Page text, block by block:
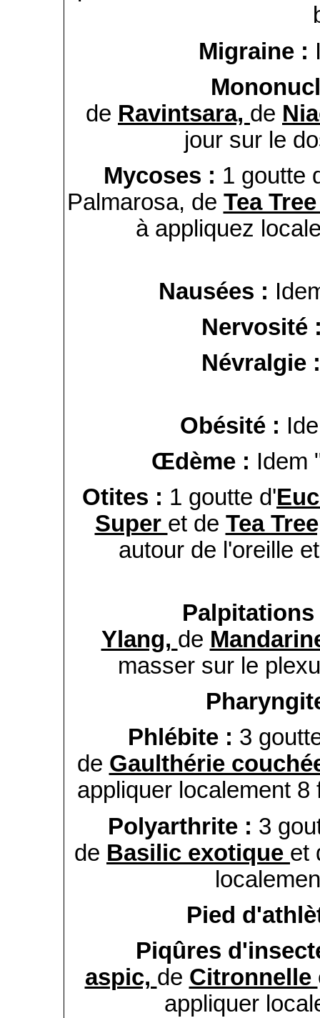
Migraine :
de Ravintsara, de
jour sur le
Mycoses : 1 goutte
Palmarosa, de Tea
à appliquez
Nausées :
Nervosité
Névralgie
Obésité :
Œdème : Idem
Otites : 1 goutte d'
Super et de Tea
autour de l'oreille
Ylang, de
masser sur le
Phlébite : 3
de Gaulthérie
appliquer localement
Polyarthrite : 3
de Basilic exotique et
Pied
Piqûres
aspic, de Citronnelle
appliquer